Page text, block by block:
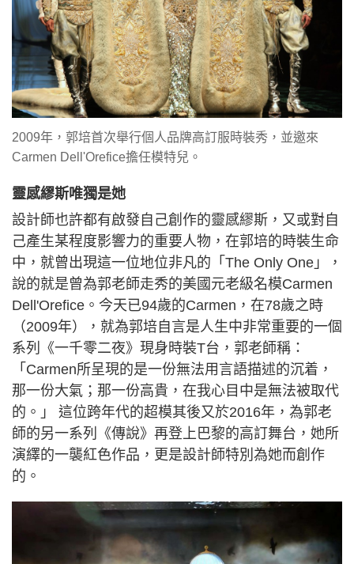
2009年，郭培首次舉行個人品牌高訂服時裝秀，並邀來
Carmen Dell'Orefice擔任模特兒。
靈感繆斯唯獨是她
設計師也許都有啟發自己創作的靈感繆斯，又或對自
己產生某程度影響力的重要人物，在郭培的時裝生命
中，就曾出現這一位地位非凡的「The Only One」，
說的就是曾為郭老師走秀的美國元老級名模Carmen
Dell'Orefice。今天已94歲的Carmen，在78歲之時
（2009年），就為郭培自言是人生中非常重要的一個
系列《一千零二夜》現身時裝T台，郭老師稱：
「Carmen所呈現的是一份無法用言語描述的沉着，
那一份大氣；那一份高貴，在我心目中是無法被取代
的。」 這位跨年代的超模其後又於2016年，為郭老
師的另一系列《傳說》再登上巴黎的高訂舞台，她所
演繹的一襲紅色作品，更是設計師特別為她而創作
的。